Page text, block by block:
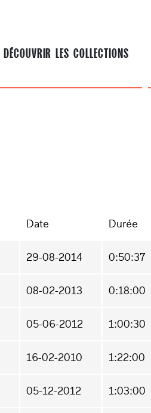
DÉCOUVRIR LES COLLECTIONS
Date Durée
29-08-2014 0:50:37
08-02-2013 0:18:00
05-06-2012 1:00:30
16-02-2010 1:22:00
05-12-2012 1:03:00